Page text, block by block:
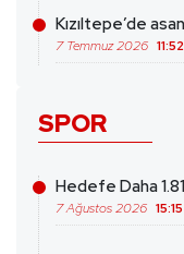
Kızıltepe’de
7 Temmuz 2026 11:52
SPOR
Hedefe Daha
7 Ağustos 2026 15:15